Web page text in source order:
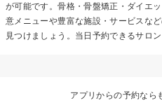
が可能です。骨格・骨盤矯正・ダイエ
意メニューや豊富な施設・サービスな
見つけましょう。当日予約できるサロン
アプリからの予約なら